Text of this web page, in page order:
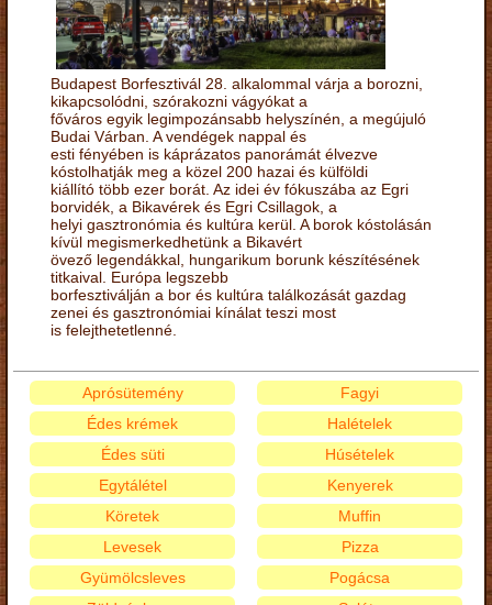
Budapest Borfesztivál 28. alkalommal várja a borozni,
kikapcsolódni, szórakozni vágyókat a
főváros egyik legimpozánsabb helyszínén, a megújuló
Budai Várban. A vendégek nappal és
esti fényében is káprázatos panorámát élvezve
kóstolhatják meg a közel 200 hazai és külföldi
kiállító több ezer borát. Az idei év fókuszába az Egri
borvidék, a Bikavérek és Egri Csillagok, a
helyi gasztronómia és kultúra kerül. A borok kóstolásán
kívül megismerkedhetünk a Bikavért
övező legendákkal, hungarikum borunk készítésének
titkaival. Európa legszebb
borfesztiválján a bor és kultúra találkozását gazdag
zenei és gasztronómiai kínálat teszi most
is felejthetetlenné.
Aprósütemény
Édes krémek
Édes süti
Egytálétel
Fagyi
Halételek
Húsételek
Kenyerek
Köretek
Levesek
Gyümölcsleves
Muffin
Pizza
Pogácsa